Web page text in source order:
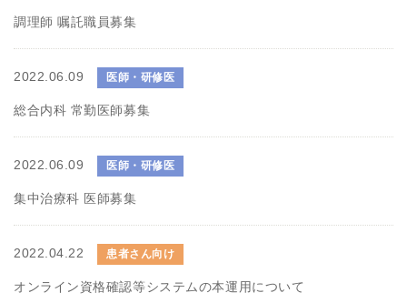
調理師 嘱託職員募集
2022.06.09 医師・研修医
総合内科 常勤医師募集
2022.06.09 医師・研修医
集中治療科 医師募集
2022.04.22 患者さん向け
オンライン資格確認等システムの本運用について